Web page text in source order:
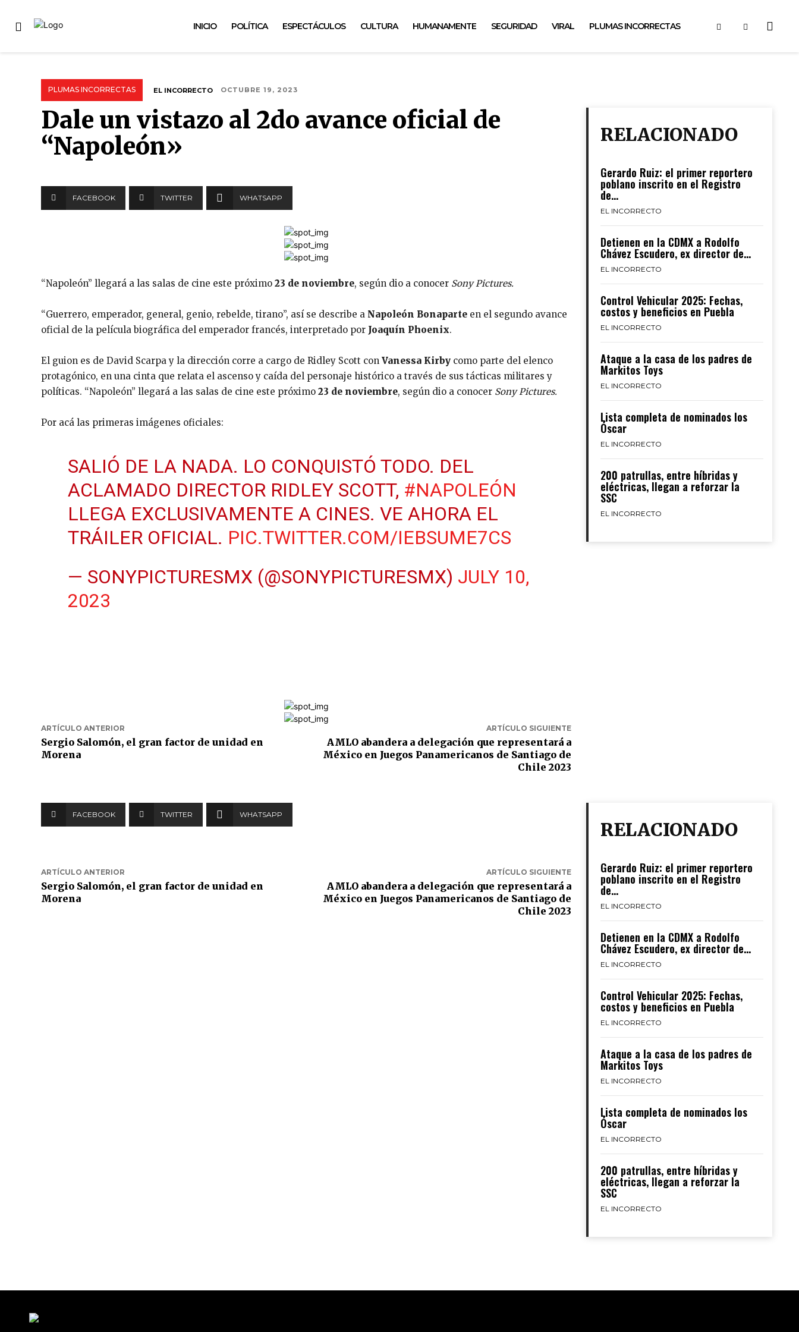
INICIO POLÍTICA ESPECTÁCULOS CULTURA HUMANAMENTE SEGURIDAD VIRAL PLUMAS INCORRECTAS
PLUMAS INCORRECTAS EL INCORRECTO OCTUBRE 19, 2023
Dale un vistazo al 2do avance oficial de
“Napoleón»
FACEBOOK TWITTER WHATSAPP
“Napoleón” llegará a las salas de cine este próximo 23 de noviembre, según dio a conocer Sony Pictures.
“Guerrero, emperador, general, genio, rebelde, tirano”, así se describe a Napoleón Bonaparte en el segundo avance
oficial de la película biográfica del emperador francés, interpretado por Joaquín Phoenix.
El guion es de David Scarpa y la dirección corre a cargo de Ridley Scott con Vanessa Kirby como parte del elenco
protagónico, en una cinta que relata el ascenso y caída del personaje histórico a través de sus tácticas militares y
políticas. “Napoleón” llegará a las salas de cine este próximo 23 de noviembre, según dio a conocer Sony Pictures.
Por acá las primeras imágenes oficiales:
SALIÓ DE LA NADA. LO CONQUISTÓ TODO. DEL
ACLAMADO DIRECTOR RIDLEY SCOTT, #NAPOLEÓN
LLEGA EXCLUSIVAMENTE A CINES. VE AHORA EL
TRÁILER OFICIAL. PIC.TWITTER.COM/IEBSUME7CS
— SONYPICTURESMX (@SONYPICTURESMX) JULY 10,
2023
ARTÍCULO ANTERIOR
Sergio Salomón, el gran factor de unidad en
Morena
ARTÍCULO SIGUIENTE
AMLO abandera a delegación que representará a
México en Juegos Panamericanos de Santiago de
Chile 2023
RELACIONADO
Gerardo Ruiz: el primer reportero
poblano inscrito en el Registro
de...
EL INCORRECTO
Detienen en la CDMX a Rodolfo
Chávez Escudero, ex director de...
EL INCORRECTO
Control Vehicular 2025: Fechas,
costos y beneficios en Puebla
EL INCORRECTO
Ataque a la casa de los padres de
Markitos Toys
EL INCORRECTO
Lista completa de nominados los
Óscar
EL INCORRECTO
200 patrullas, entre híbridas y
eléctricas, llegan a reforzar la
SSC
EL INCORRECTO
FACEBOOK TWITTER WHATSAPP
ARTÍCULO ANTERIOR
Sergio Salomón, el gran factor de unidad en
Morena
ARTÍCULO SIGUIENTE
AMLO abandera a delegación que representará a
México en Juegos Panamericanos de Santiago de
Chile 2023
RELACIONADO
Gerardo Ruiz: el primer reportero
poblano inscrito en el Registro
de...
EL INCORRECTO
Detienen en la CDMX a Rodolfo
Chávez Escudero, ex director de...
EL INCORRECTO
Control Vehicular 2025: Fechas,
costos y beneficios en Puebla
EL INCORRECTO
Ataque a la casa de los padres de
Markitos Toys
EL INCORRECTO
Lista completa de nominados los
Óscar
EL INCORRECTO
200 patrullas, entre híbridas y
eléctricas, llegan a reforzar la
SSC
EL INCORRECTO